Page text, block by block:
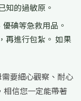
知的過敏原。
碘等急救用品。
再進行包紮。 如果
要細心觀察、耐心
相信您一定能帶著